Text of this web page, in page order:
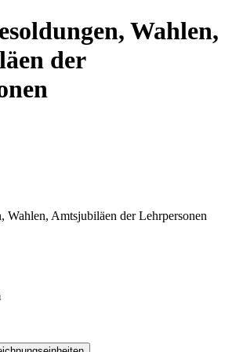
Wahlen,
der
Wahlen, Amtsjubiläen der Lehrpersonen